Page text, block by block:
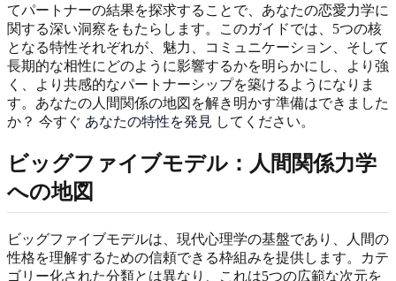
てパートナーの結果を探求することで、あなたの恋愛力学に
関する深い洞察をもたらします。このガイドでは、5つの核
となる特性それぞれが、魅力、コミュニケーション、そして
長期的な相性にどのように影響するかを明らかにし、より強
く、より共感的なパートナーシップを築けるようになりま
す。あなたの人間関係の地図を解き明かす準備はできました
か？ 今すぐ あなたの特性を発見 してください。
ビッグファイブモデル：人間関係力学
への地図
ビッグファイブモデルは、現代心理学の基盤であり、人間の
性格を理解するための信頼できる枠組みを提供します。カテ
ゴリー化された分類とは異なり、これは5つの広範な次元を